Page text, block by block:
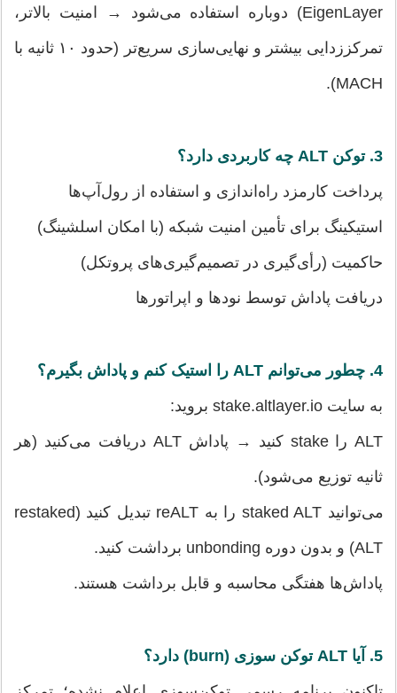
EigenLayer) دوباره استفاده می‌شود → امنیت بالاتر،
تمرکززدایی بیشتر و نهایی‌سازی سریع‌تر (حدود ۱۰ ثانیه با
MACH).
3. توکن ALT چه کاربردی دارد؟
پرداخت کارمزد راه‌اندازی و استفاده از رول‌آپ‌ها
استیکینگ برای تأمین امنیت شبکه (با امکان اسلشینگ)
حاکمیت (رأی‌گیری در تصمیم‌گیری‌های پروتکل)
دریافت پاداش توسط نودها و اپراتورها
4. چطور می‌توانم ALT را استیک کنم و پاداش بگیرم؟
به سایت stake.altlayer.io بروید:
ALT را stake کنید → پاداش ALT دریافت می‌کنید (هر
ثانیه توزیع می‌شود).
می‌توانید staked ALT را به reALT تبدیل کنید (restaked
ALT) و بدون دوره unbonding برداشت کنید.
پاداش‌ها هفتگی محاسبه و قابل برداشت هستند.
5. آیا ALT توکن سوزی (burn) دارد؟